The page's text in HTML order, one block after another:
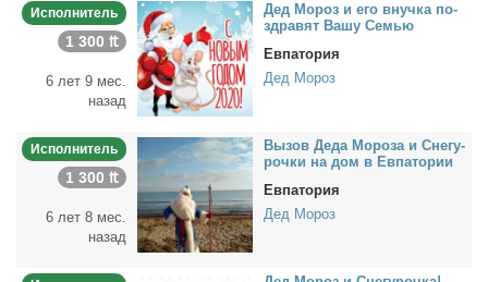
Исполнитель
1 300 ₶
6 лет 9 мес.
назад
Дед Мо­роз и его внуч­ка по­
здра­вят Ва­шу Се­мью
Евпатория
Дед Мороз
Исполнитель
1 300 ₶
6 лет 8 мес.
назад
Вы­зов Де­да Мо­ро­за и Сне­гу­
роч­ки на дом в Ев­па­то­рии
Евпатория
Дед Мороз